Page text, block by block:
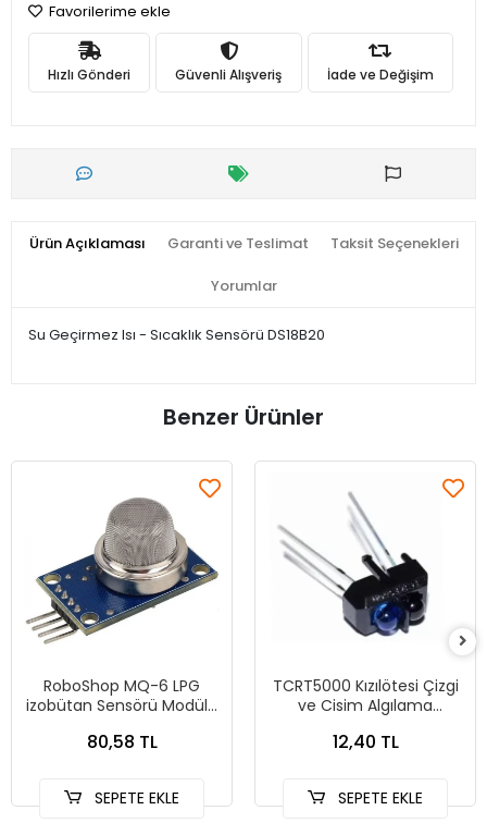
Favorilerime ekle
Hızlı Gönderi Güvenli Alışveriş İade ve Değişim
Ürün Açıklaması Garanti ve Teslimat Taksit Seçenekleri
Yorumlar
Su Geçirmez Isı - Sıcaklık Sensörü DS18B20
Benzer Ürünler
RoboShop MQ-6 LPG
izobütan Sensörü Modülü
80,58 TL
SEPETE EKLE
TCRT5000 Kızılötesi Çizgi
ve Cisim Algılama
12,40 TL
SEPETE EKLE